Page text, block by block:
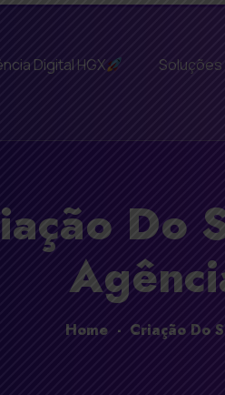
Digital HGX
Do
Home - Criação Do